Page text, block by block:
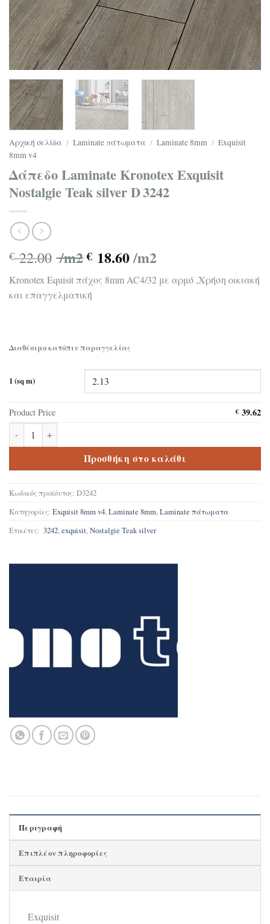
Αρχική σελίδα / Laminate πάτωματα / Laminate 8mm / Exquisit
8mm v4
Δάπεδο Laminate Kronotex Exquisit
Nostalgie Teak silver D 3242
€22.00 /m2 € 18.60/m2
Kronotex Equisit πάχος 8mm AC4/32 με αρμό ,Χρήση οικιακή
και επαγγελματική
Διαθέσιμο κατόπιν παραγγελίας
1 (sq m)
Product Price €39.62
Δάπεδο Laminate Kronotex Exquisit Nostalgie Teak silver D 3242
Προσθήκη στο καλάθι
Κωδικός προϊόντος: D3242
Κατηγορίες: Exquisit 8mm v4,Laminate 8mm,Laminate πάτωματα
Ετικέτες: 3242,exquisit,Nostalgie Teak silver
Περιγραφή
Επιπλέον πληροφορίες
Εταιρία
Exquisit